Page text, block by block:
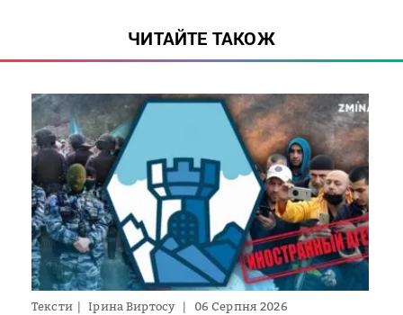
ЧИТАЙТЕ ТАКОЖ
Тексти Ірина Виртосу 06 Серпня 2026